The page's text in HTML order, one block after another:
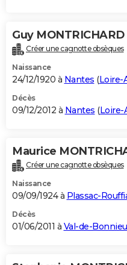
Guy MONTRICHARD
Créer une cagnotte obsèques
Naissance
24/12/1920 à Nantes (Loire-
Décès
09/12/2012 à Nantes (Loire-
Maurice
Créer une cagnotte obsèques
Naissance
09/09/1924 à Plassac-
Décès
01/06/2011 à Val-de-